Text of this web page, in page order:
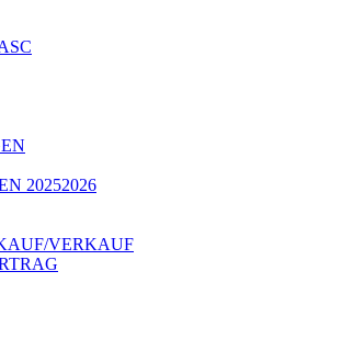
20252026
VERKAUF